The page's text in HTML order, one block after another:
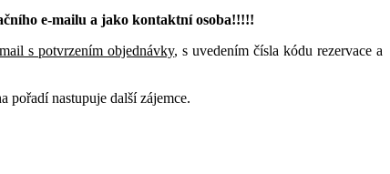
e-mailu a jako kontaktní osoba!!!!!
s potvrzením objednávky, s uvedením čísla kódu rezervace a
pořadí nastupuje další zájemce.